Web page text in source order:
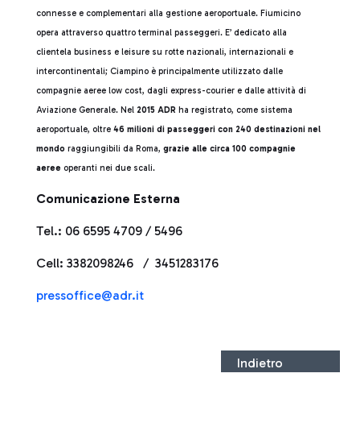
connesse e complementari alla gestione aeroportuale. Fiumicino
opera attraverso quattro terminal passeggeri. E’ dedicato alla
clientela business e leisure su rotte nazionali, internazionali e
intercontinentali; Ciampino è principalmente utilizzato dalle
compagnie aeree low cost, dagli express-courier e dalle attività di
Aviazione Generale. Nel 2015 ADR ha registrato, come sistema
aeroportuale, oltre 46 milioni di passeggeri con 240 destinazioni nel
mondo raggiungibili da Roma, grazie alle circa 100 compagnie
aeree operanti nei due scali.
Comunicazione Esterna
Tel.: 06 6595 4709 / 5496
Cell: 3382098246 / 3451283176
pressoffice@adr.it
Indietro